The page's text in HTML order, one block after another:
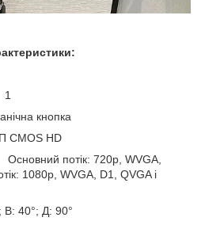
1
кнопка
HD
Основний потік: 720p, WVGA,
1080p, WVGA, D1, QVGA і
40°; Д: 90°